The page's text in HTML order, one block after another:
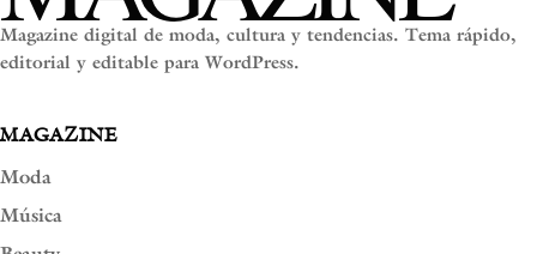
Magazine digital de moda, cultura y tendencias. Tema rápido,
editorial y editable para WordPress.
MAGAZINE
Moda
Música